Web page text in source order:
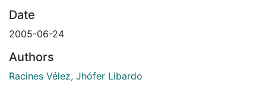
Date
2005-06-24
Authors
Racines Vélez, Jhófer Libardo